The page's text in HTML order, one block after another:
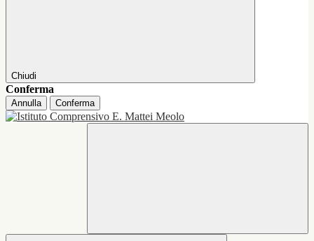
Chiudi
Conferma
Annulla Conferma